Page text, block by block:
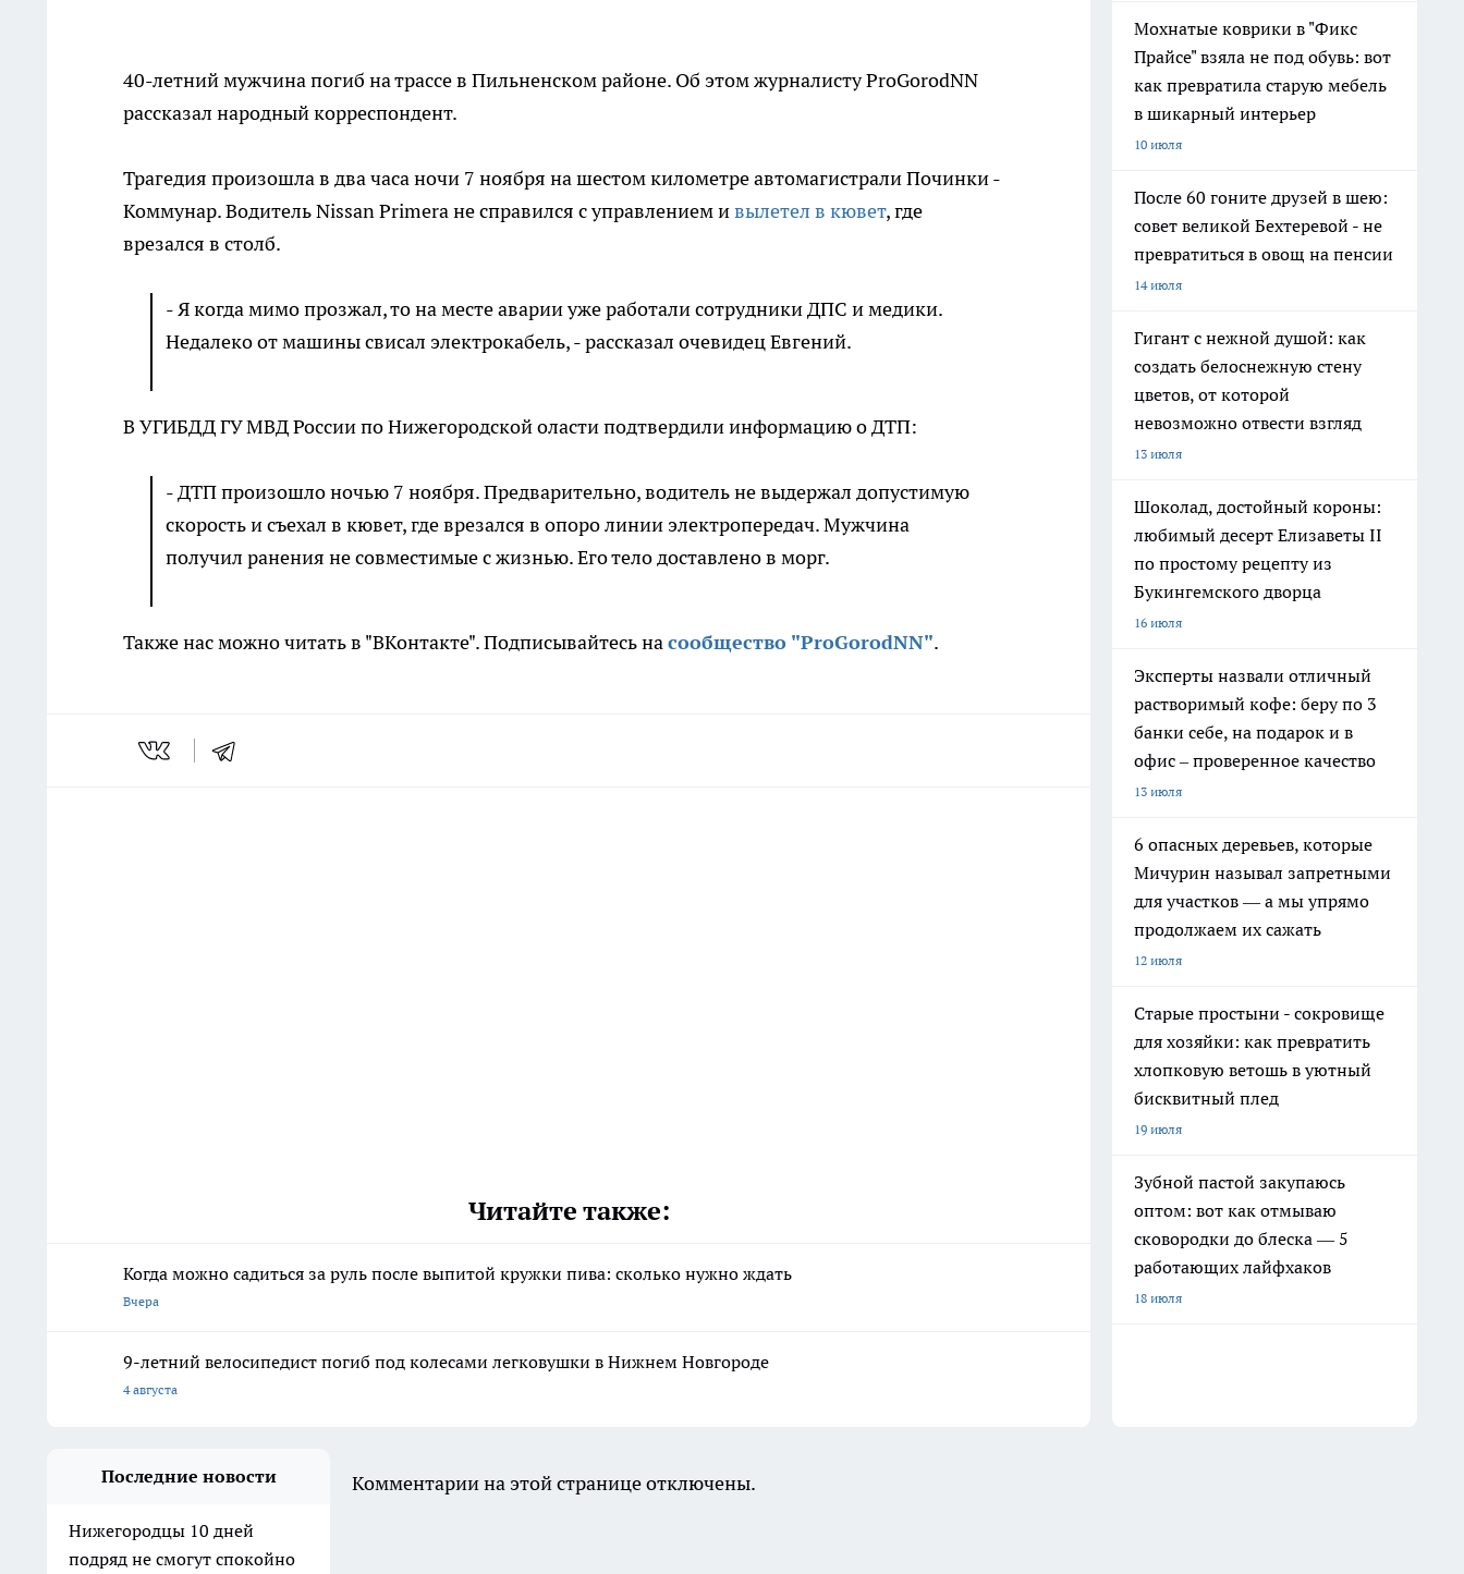
40-летний мужчина погиб на трассе в Пильненском районе. Об этом журналисту ProGorodNN
рассказал народный корреспондент.
Трагедия произошла в два часа ночи 7 ноября на шестом километре автомагистрали Починки -
Коммунар. Водитель Nissan Primera не справился с управлением ивылетел в кювет, где
врезался в столб.
- Я когда мимо прозжал, то на месте аварии уже работали сотрудники ДПС и медики.
Недалеко от машины свисал электрокабель, - рассказал очевидец Евгений.
В УГИБДД ГУ МВД России по Нижегородской оласти подтвердили информацию о ДТП:
- ДТП произошло ночью 7 ноября. Предварительно, водитель не выдержал допустимую
скорость и съехал в кювет, где врезался в опоро линии электропередач. Мужчина
получил ранения не совместимые с жизнью. Его тело доставлено в морг.
Также нас можно читать в "ВКонтакте". Подписывайтесь насообщество "ProGorodNN".
Читайте также:
Когда можно садиться за руль после выпитой кружки пива: сколько нужно ждать
Вчера
9-летний велосипедист погиб под колесами легковушки в Нижнем Новгороде
4 августа
Мохнатые коврики в "Фикс
Прайсе" взяла не под обувь: вот
как превратила старую мебель
в шикарный интерьер
10 июля
После 60 гоните друзей в шею:
совет великой Бехтеревой - не
превратиться в овощ на пенсии
14 июля
Гигант с нежной душой: как
создать белоснежную стену
цветов, от которой
невозможно отвести взгляд
13 июля
Шоколад, достойный короны:
любимый десерт Елизаветы II
по простому рецепту из
Букингемского дворца
16 июля
Эксперты назвали отличный
растворимый кофе: беру по 3
банки себе, на подарок и в
офис – проверенное качество
13 июля
6 опасных деревьев, которые
Мичурин называл запретными
для участков — а мы упрямо
продолжаем их сажать
12 июля
Старые простыни - сокровище
для хозяйки: как превратить
хлопковую ветошь в уютный
бисквитный плед
19 июля
Зубной пастой закупаюсь
оптом: вот как отмываю
сковородки до блеска — 5
работающих лайфхаков
18 июля
Последние новости
Нижегородцы 10 дней
подряд не смогут спокойно
Комментарии на этой странице отключены.